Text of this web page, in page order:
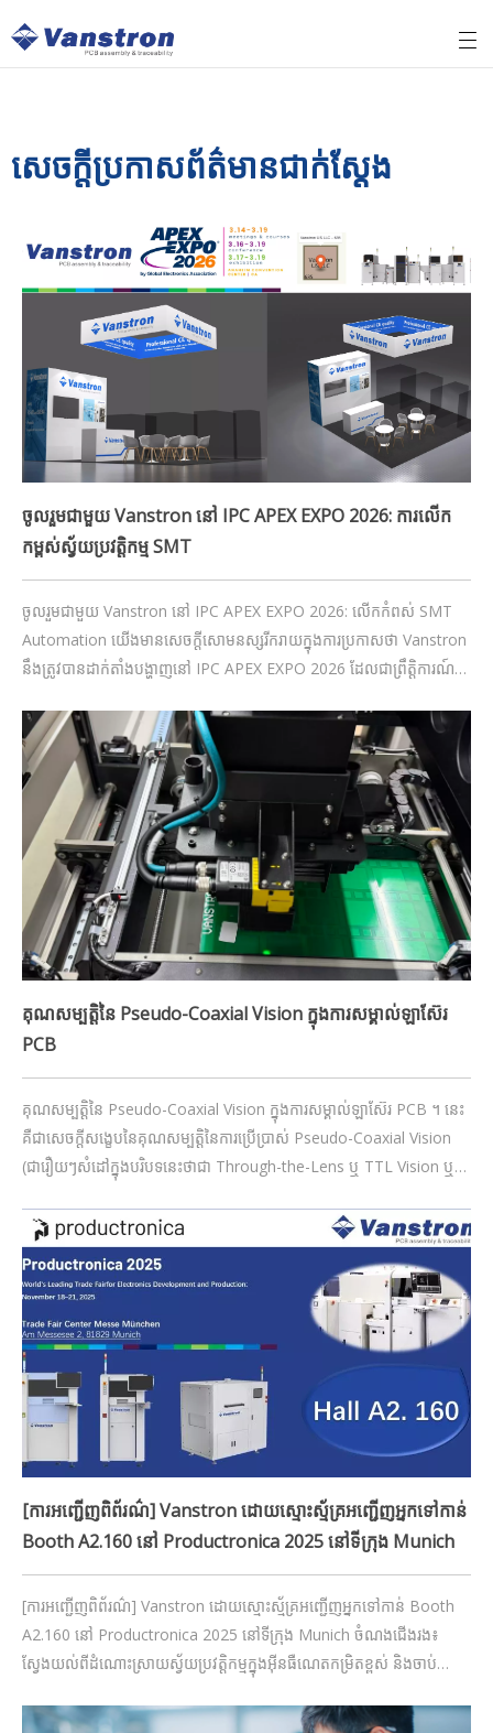
សេចក្តីប្រកាសព័ត៌មានជាក់ស្តែង
ចូលរួមជាមួយ Vanstron នៅ IPC APEX EXPO 2026: ការលើក
កម្ពស់ស្វ័យប្រវត្តិកម្ម SMT
ចូលរួមជាមួយ Vanstron នៅ IPC APEX EXPO 2026: លើកកំពស់ SMT
Automation យើងមានសេចក្តីសោមនស្សរីករាយក្នុងការប្រកាសថា Vanstron
នឹងត្រូវបានដាក់តាំងបង្ហាញនៅ IPC APEX EXPO 2026 ដែលជាព្រឹត្តិការណ៍
គុណសម្បត្តិនៃ Pseudo-Coaxial Vision ក្នុងការសម្គាល់ឡាស៊ែរ
PCB
គុណសម្បត្តិនៃ Pseudo-Coaxial Vision ក្នុងការសម្គាល់ឡាស៊ែរ PCB ។ នេះ
គឺជាសេចក្តីសង្ខេបនៃគុណសម្បត្តិនៃការប្រើប្រាស់ Pseudo-Coaxial Vision
(ជារឿយៗសំដៅក្នុងបរិបទនេះថាជា Through-the-Lens ឬ TTL Vision ឬ
(Side-Axis) Vision សម្រាប់ការសម្គាល់ឡាស៊ែរក្នុងជួរ។
[ការអញ្ជើញពិព័រណ៌] Vanstron ដោយស្មោះស្ម័គ្រអញ្ជើញអ្នកទៅកាន់
Booth A2.160 នៅ Productronica 2025 នៅទីក្រុង Munich
[ការអញ្ជើញពិព័រណ៌] Vanstron ដោយស្មោះស្ម័គ្រអញ្ជើញអ្នកទៅកាន់ Booth
A2.160 នៅ Productronica 2025 នៅទីក្រុង Munich ចំណងជើងរង៖
ស្វែងយល់ពីដំណោះស្រាយស្វ័យប្រវត្តិកម្មក្នុងអ៊ីនធឺណេតកម្រិតខ្ពស់ និងចាប់
ពិភពលោកសម្រាប់ការអភិវឌ្ឍន៍ និងផលិតកម្មអេឡិចត្រូនិច Productronica